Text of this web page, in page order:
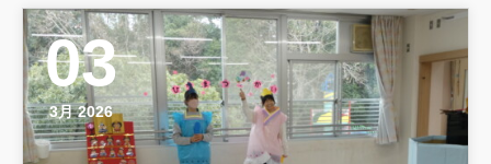
03
3月 2026
学校法⼈諏訪森学園 諏訪森幼稚
園
⼤阪府私⽴幼稚園連盟
社会福祉法人野田福祉会